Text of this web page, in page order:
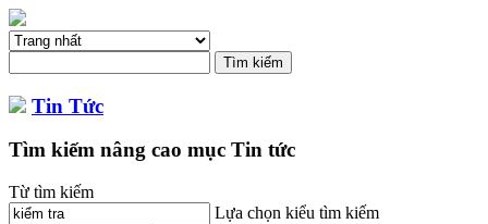
Tin Tức
Tìm kiếm nâng cao mục Tin tức
Từ tìm kiếm
Lựa chọn kiểu tìm kiếm